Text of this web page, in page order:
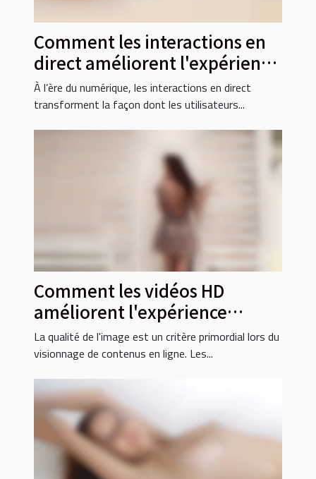
Comment les interactions en
direct améliorent l'expérience
utilisateur en ligne ?
À l’ère du numérique, les interactions en direct
transforment la façon dont les utilisateurs...
Comment les vidéos HD
améliorent l'expérience
utilisateur en streaming ?
La qualité de l'image est un critère primordial lors du
visionnage de contenus en ligne. Les...